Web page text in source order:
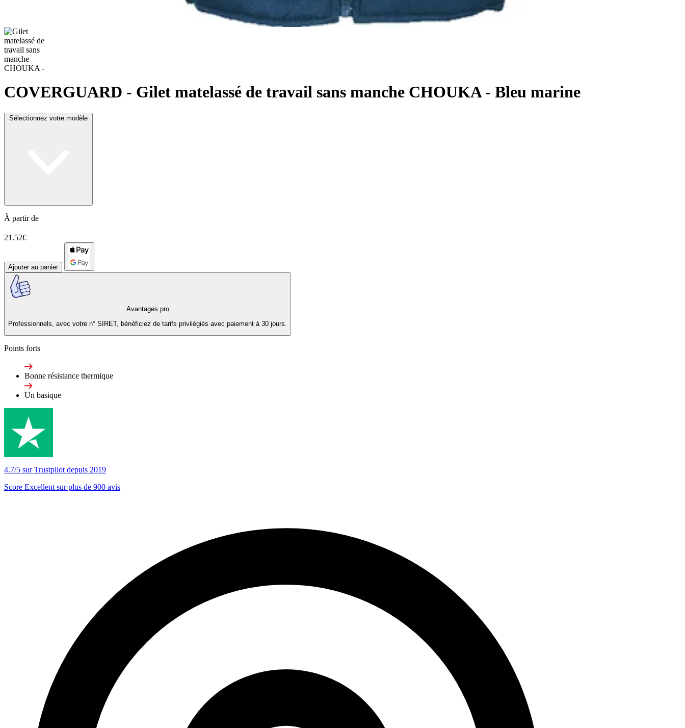
COVERGUARD - Gilet matelassé de travail sans manche CHOUKA - Bleu marine
Sélectionnez votre modèle
À partir de
21.52€
Ajouter au panier
Avantages pro
Professionnels, avec votre n° SIRET, bénéficiez de tarifs privilégiés avec paiement à 30 jours.
Points forts
Bonne résistance thermique
Un basique
4.7/5 sur Trustpilot depuis 2019
Score Excellent sur plus de 900 avis